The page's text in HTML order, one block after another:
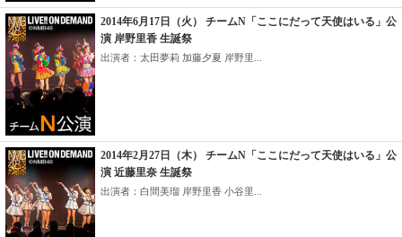
2014年6月17日（火） チームN「ここにだって天使はいる」公
演 岸野里香 生誕祭
出演者：太田夢莉 加藤夕夏 岸野里...
2014年2月27日（木） チームN「ここにだって天使はいる」公
演 近藤里奈 生誕祭
出演者：白間美瑠 岸野里香 小谷里...